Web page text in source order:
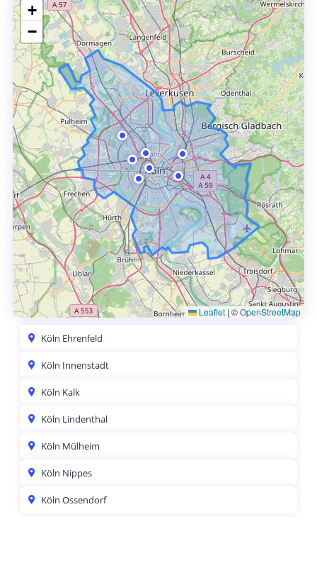
+
−
Leaflet | ©OpenStreetMap
Köln Ehrenfeld
Köln Innenstadt
Köln Kalk
Köln Lindenthal
Köln Mülheim
Köln Nippes
Köln Ossendorf